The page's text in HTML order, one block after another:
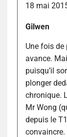
18 mai
Gilwen
Une fois de
avance.
puisqu’il
plonger
chronique.
Mr Wong
depuis le
convaincre.